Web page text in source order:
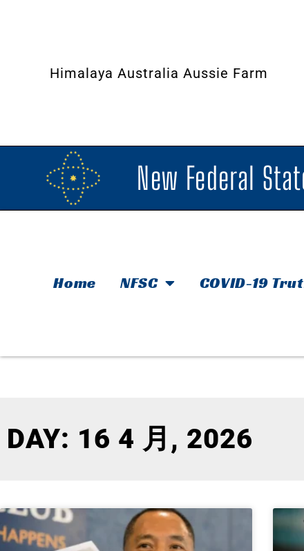
Himalaya Australia Aussie Farm
New Federal
Home NFSC COVID-19
DAY: 16 4 月, 2026